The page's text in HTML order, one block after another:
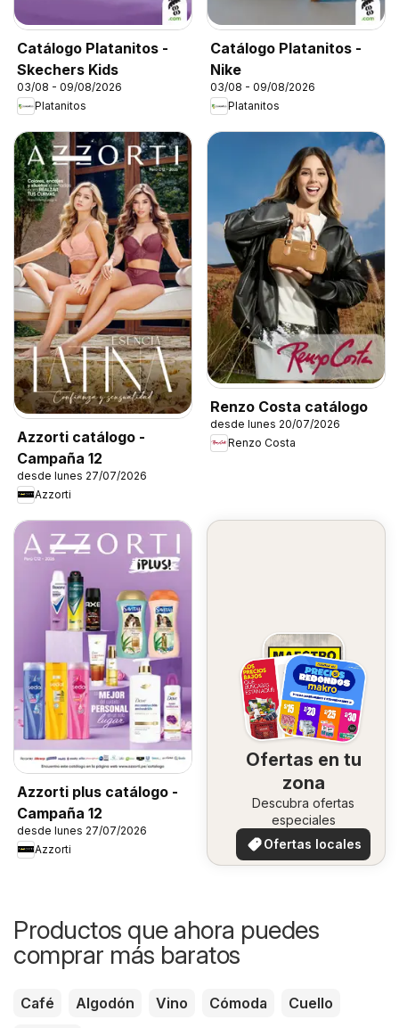
Catálogo Platanitos -
Skechers Kids
03/08 - 09/08/2026
Platanitos
Catálogo Platanitos -
Nike
03/08 - 09/08/2026
Platanitos
Azzorti catálogo -
Campaña 12
desde lunes 27/07/2026
Azzorti
Renzo Costa catálogo
desde lunes 20/07/2026
Renzo Costa
Azzorti plus catálogo -
Campaña 12
desde lunes 27/07/2026
Azzorti
Ofertas en tu
zona
Descubra ofertas
especiales
Ofertas locales
Productos que ahora puedes
comprar más baratos
Café Algodón Vino Cómoda
Cuello